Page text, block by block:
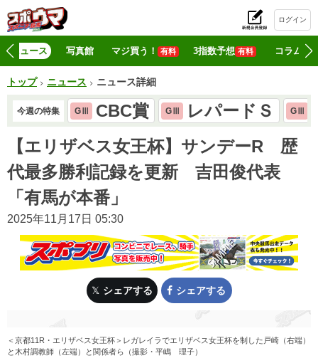
ログイン
ニュース 写真館 マジ買う！ 有料 3指数予想 有料 コラム
トップ ニュース ニュース詳細
今週の特集 GⅢ CBC賞 GⅢ レパードＳ GⅢ
【エリザベス女王杯】サンデーR 歴
代最多勝利記録を更新 吉田俊代表
「有馬が本番」
2025年11月17日 05:30
シェアする シェアする
＜京都11R・エリザベス女王杯＞レガレイラでエリザベス女王杯を制した戸崎（右端）
と木村調教師（左端）と関係者ら（撮影・平嶋 理子）